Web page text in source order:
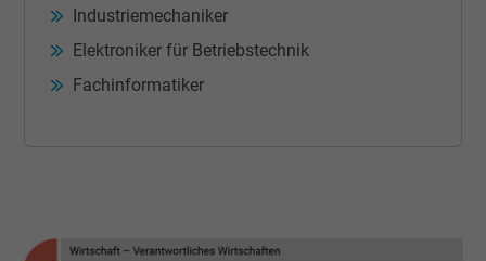
Name datr, Facebook Pixel
Anbieter
Industriemechaniker
Elektroniker für Betriebstechnik
Fachinformatiker